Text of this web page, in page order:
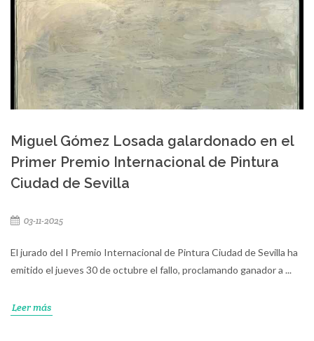
Miguel Gómez Losada galardonado en el
Primer Premio Internacional de Pintura
Ciudad de Sevilla
03-11-2025
El jurado del I Premio Internacional de Pintura Ciudad de Sevilla ha
emitido el jueves 30 de octubre el fallo, proclamando ganador a ...
Leer más